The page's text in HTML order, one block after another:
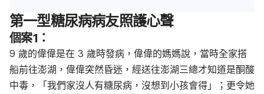
第一型糖尿病病友照護心聲
個案1：
9 歲的偉偉是在 3 歲時發病，偉偉的媽媽說，當時全家搭
船前往澎湖，偉偉突然昏迷，經送往澎湖三總才知道是酮酸
中毒，「我們家沒人有糖尿病，沒想到小孩會得」；更令她